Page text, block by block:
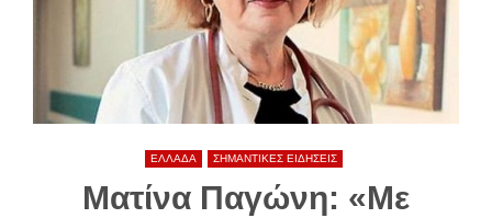
ΕΛΛΑΔΑ ΣΗΜΑΝΤΙΚΕΣ ΕΙΔΗΣΕΙΣ
Ματίνα Παγώνη: «Με